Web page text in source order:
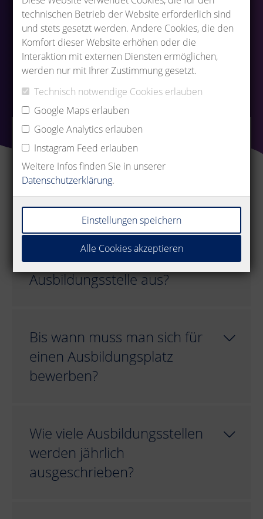
Alle
Auszubildende
Professionals
Welche Ausbildungen/Dualen
Studiengänge bietet METZ
CONNECT an?
Wie sieht der
Bewerbungsprozess für eine
Ausbildungsstelle aus?
Bis wann muss man sich für
einen Ausbildungsplatz
bewerben?
Wie viele Ausbildungsstellen
werden jährlich
ausgeschrieben?
technischen Betrieb der Website erforderlich sind
und stets gesetzt werden. Andere Cookies, die den
Komfort dieser Website erhöhen oder die
Interaktion mit externen Diensten ermöglichen,
werden nur mit Ihrer Zustimmung gesetzt.
Technisch notwendige Cookies erlauben
Google Maps erlauben
Google Analytics erlauben
Instagram Feed erlauben
Weitere Infos finden Sie in unserer
Datenschutzerklärung.
Einstellungen speichern
Alle Cookies akzeptieren